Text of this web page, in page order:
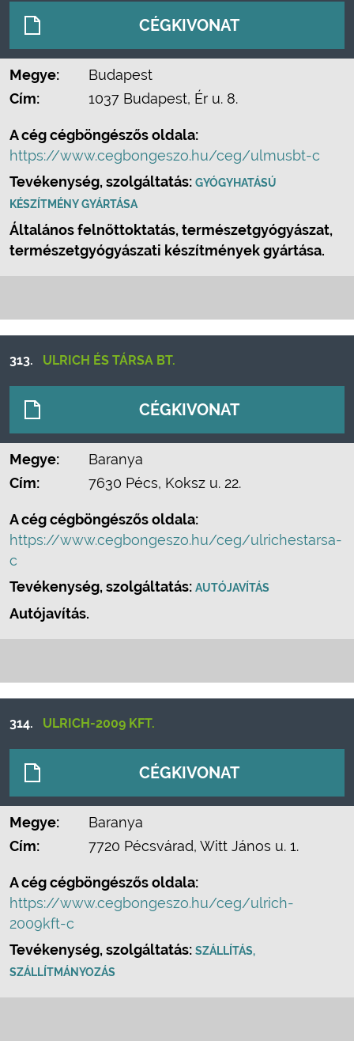
CÉGKIVONAT
Megye:
Budapest
Cím:
1037 Budapest, Ér u. 8.
A cég cégböngészős oldala:
https://www.cegbongeszo.hu/ceg/ulmusbt-c
Tevékenység, szolgáltatás: GYÓGYHATÁSÚ
KÉSZÍTMÉNY GYÁRTÁSA
Általános felnőttoktatás, természetgyógyászat,
természetgyógyászati készítmények gyártása.
313. ULRICH ÉS TÁRSA BT.
CÉGKIVONAT
Megye:
Baranya
Cím:
7630 Pécs, Koksz u. 22.
A cég cégböngészős oldala:
https://www.cegbongeszo.hu/ceg/ulrichestarsa-
c
Tevékenység, szolgáltatás: AUTÓJAVÍTÁS
Autójavítás.
314. ULRICH-2009 KFT.
CÉGKIVONAT
Megye:
Baranya
Cím:
7720 Pécsvárad, Witt János u. 1.
A cég cégböngészős oldala:
https://www.cegbongeszo.hu/ceg/ulrich-
2009kft-c
Tevékenység, szolgáltatás: SZÁLLÍTÁS,
SZÁLLÍTMÁNYOZÁS